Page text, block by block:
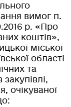
вимог п.
р. «Про
коштів»,
міської
області
та
очікуваної